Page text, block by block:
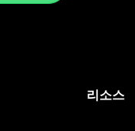
리소스